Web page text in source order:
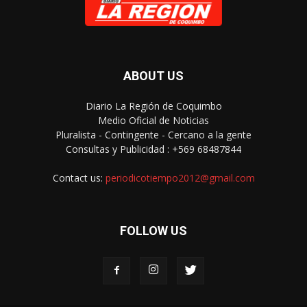
ABOUT US
Diario La Región de Coquimbo
Medio Oficial de Noticias
Pluralista - Contingente - Cercano a la gente
Consultas y Publicidad : +569 68487844
Contact us: periodicotiempo2012@gmail.com
FOLLOW US